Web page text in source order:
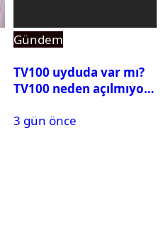
Gündem
TV100 uyduda var mı?
TV100 neden açılmıyor?
3 gün önce